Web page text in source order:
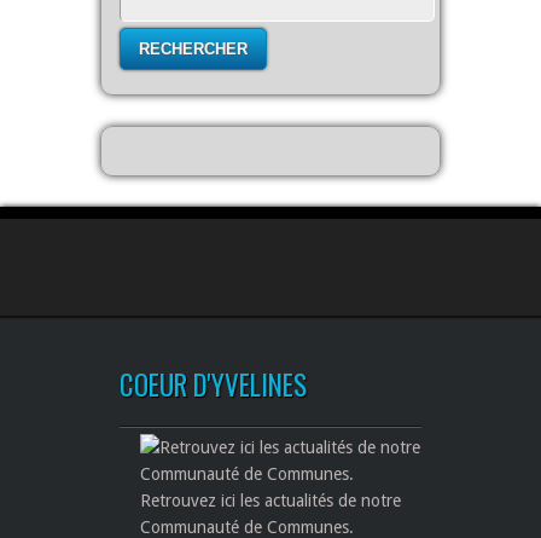
COEUR D'YVELINES
Retrouvez ici les actualités de notre
Communauté de Communes.